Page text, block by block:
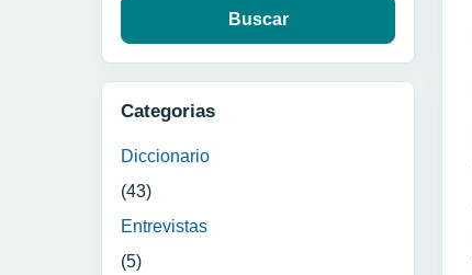
Categorias
Diccionario
(43)
Entrevistas
(5)